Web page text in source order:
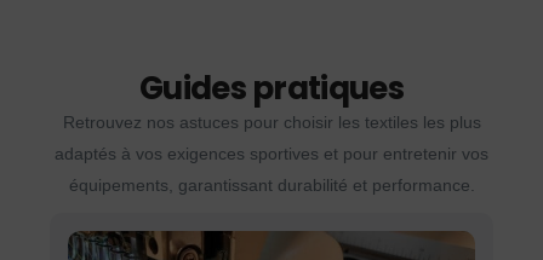
Guides pratiques
Retrouvez nos astuces pour choisir les textiles les plus
adaptés à vos exigences sportives et pour entretenir vos
équipements, garantissant durabilité et performance.